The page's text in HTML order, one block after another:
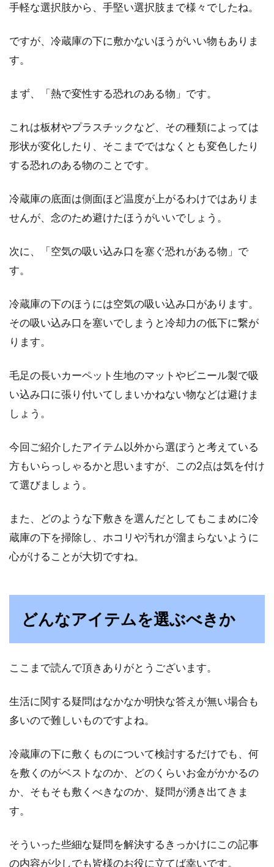
手軽な選択肢から、手堅い選択肢まで様々でしたね。
ですが、冷蔵庫の下に敷かないほうがいい物もありま
す。
まず、「熱で変性する恐れのある物」です。
これは板材やプラスチックなど、その種類によっては
形状が変化したり、そこまでではなくとも変色したり
する恐れのある物のことです。
冷蔵庫の底面は側面ほど温度が上がるわけではありま
せんが、念のため避けたほうがいいでしょう。
次に、「空気の吸い込み口を塞ぐ恐れがある物」で
す。
冷蔵庫の下のほうには空気の吸い込み口があります。
その吸い込み口を塞いでしまうと冷却力の低下に繋が
ります。
毛足の長いカーペット生地のマットやビニール製で吸
い込み口に張り付いてしまいかねない物などは避けま
しょう。
今回ご紹介したアイテム以外から選ぼうと考えている
方もいらっしゃるかと思いますが、この2点は気を付け
て選びましょう。
また、どのような下敷きを選んだとしてもこまめに冷
蔵庫の下を掃除し、ホコリや汚れが溜まらないように
心がけることが大切ですね。
どんなアイテムを選ぶべきか
ここまで読んで頂きありがとうございます。
生活に関する疑問はなかなか明快な答えが無い場合も
多いので難しいものですよね。
冷蔵庫の下に敷くものについて検討するだけでも、何
を敷くのがベストなのか、どのくらいお金がかかるの
か、そもそも敷くべきなのか、疑問が湧き出てきま
す。
そういった些細な疑問を解決するきっかけにこの記事
の内容が少しでも皆様のお役に立てば幸いです。